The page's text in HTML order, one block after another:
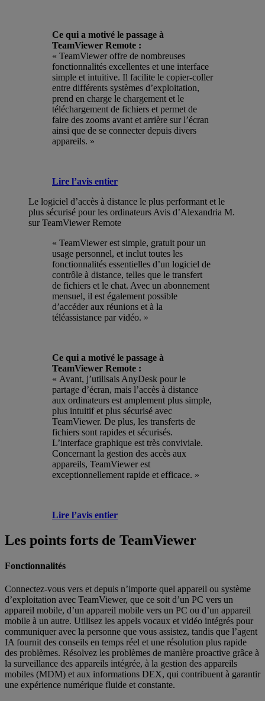
Ce qui a motivé le passage à
TeamViewer Remote :
« TeamViewer offre de nombreuses
fonctionnalités excellentes et une interface
simple et intuitive. Il facilite le copier-coller
entre différents systèmes d’exploitation,
prend en charge le chargement et le
téléchargement de fichiers et permet de
faire des zooms avant et arrière sur l’écran
ainsi que de se connecter depuis divers
appareils. »
Lire l’avis entier
Le logiciel d’accès à distance le plus performant et le
plus sécurisé pour les ordinateurs Avis d’Alexandria M.
sur TeamViewer Remote
« TeamViewer est simple, gratuit pour un
usage personnel, et inclut toutes les
fonctionnalités essentielles d’un logiciel de
contrôle à distance, telles que le transfert
de fichiers et le chat. Avec un abonnement
mensuel, il est également possible
d’accéder aux réunions et à la
téléassistance par vidéo. »
Ce qui a motivé le passage à
TeamViewer Remote :
« Avant, j’utilisais AnyDesk pour le
partage d’écran, mais l’accès à distance
aux ordinateurs est amplement plus simple,
plus intuitif et plus sécurisé avec
TeamViewer. De plus, les transferts de
fichiers sont rapides et sécurisés.
L’interface graphique est très conviviale.
Concernant la gestion des accès aux
appareils, TeamViewer est
exceptionnellement rapide et efficace. »
Lire l’avis entier
Les points forts de TeamViewer
Fonctionnalités
Connectez-vous vers et depuis n’importe quel appareil ou système
d’exploitation avec TeamViewer, que ce soit d’un PC vers un
appareil mobile, d’un appareil mobile vers un PC ou d’un appareil
mobile à un autre. Utilisez les appels vocaux et vidéo intégrés pour
communiquer avec la personne que vous assistez, tandis que l’agent
IA fournit des conseils en temps réel et une résolution plus rapide
des problèmes. Résolvez les problèmes de manière proactive grâce à
la surveillance des appareils intégrée, à la gestion des appareils
mobiles (MDM) et aux informations DEX, qui contribuent à garantir
une expérience numérique fluide et constante.